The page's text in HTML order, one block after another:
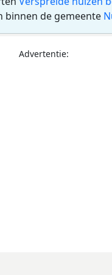
binnen de gemeente
Advertentie: